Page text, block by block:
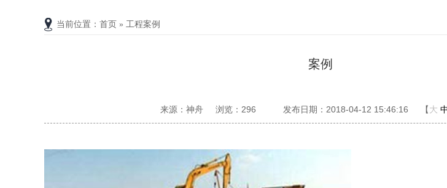
当前位置 ： 首页 » 工程案例
案例
来源：神舟 浏览： 296 发布日期：2018-04-12 15:46:16 【大